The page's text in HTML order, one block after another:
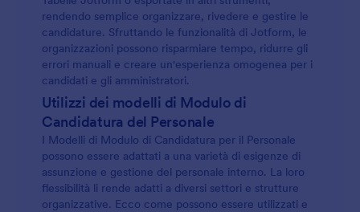
rendendo semplice organizzare, rivedere e gestire le
candidature. Sfruttando le funzionalità di Jotform, le
organizzazioni possono risparmiare tempo, ridurre gli
errori manuali e creare un'esperienza omogenea per i
candidati e gli amministratori.
Utilizzi dei modelli di Modulo di
Candidatura del Personale
I Modelli di Modulo di Candidatura per il Personale
possono essere adattati a una varietà di esigenze di
assunzione e gestione del personale interno. La loro
flessibilità li rende adatti a diversi settori e strutture
organizzative. Ecco come possono essere utilizzati e